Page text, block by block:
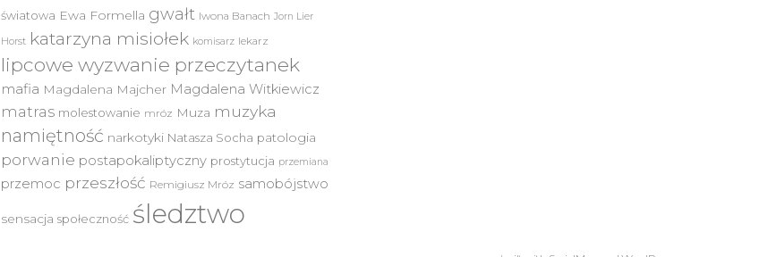
światowa Ewa Formella gwałt Iwona Banach Jorn Lier
Horst katarzyna misiołek komisarz lekarz
lipcowe wyzwanie przeczytanek
mafia Magdalena Majcher Magdalena Witkiewicz
matras molestowanie mróz Muza muzyka
namiętność narkotyki Natasza Socha patologia
porwanie postapokaliptyczny prostytucja przemiana
przemoc przeszłość Remigiusz Mróz samobójstwo
sensacja społeczność śledztwo